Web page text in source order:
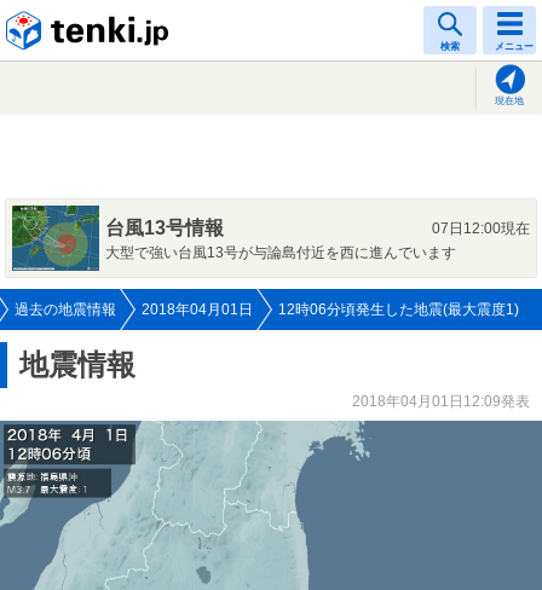
検索 メニュー
現在地
台風13号情報
07日12:00現在
大型で強い台風13号が与論島付近を西に進んでいます
過去の地震情報 2018年04月01日 12時06分頃発生した地震(最大震度1)
地震情報
2018年04月01日12:09発表